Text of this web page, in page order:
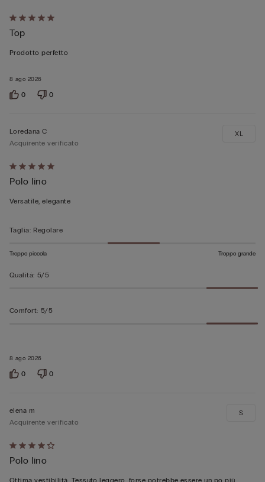
Valutato
5
su
8 ago 2026
Top
Prodotto perfetto
0 0
Valutato
5
su
8 ago 2026
Loredana C
Acquirente verificato
Polo lino
Versatile, elegante
XL
Taglia: Regolare
Troppo piccola Troppo grande
Qualità: 5/5
Comfort: 5/5
0 0
Valutato
4
su
elena m
Acquirente verificato
Polo lino
Ottima vestibilità. Tessuto leggero, forse potrebbe essere un po più
S